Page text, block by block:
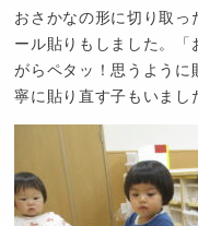
おさかなの形に切り取っ
ール貼りもしました。「
がらペタッ！思うように
寧に貼り直す子もいまし